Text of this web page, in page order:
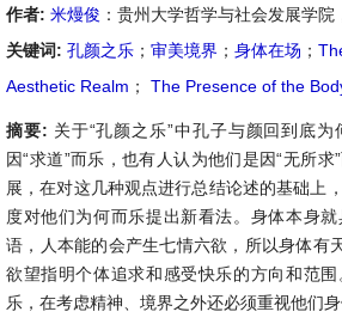
作者: 米熳俊 ：贵州大学哲学与社会发展学院
关键词: 孔颜之乐 ； 审美境界 ； 身体在场 ；
Aesthetic Realm ； The Presence of the
摘要: 关于“孔颜之乐”中孔子与颜回到底
因“求道”而乐，也有人认为他们是因“无所
展，在对这几种观点进行总结论述的基础上
度对他们为何而乐提出新看法。身体本身
语，人本能的会产生七情六欲，所以身体有
欲望指明个体追求和感受快乐的方向和范
乐，在考虑精神、境界之外还必须重视他们身